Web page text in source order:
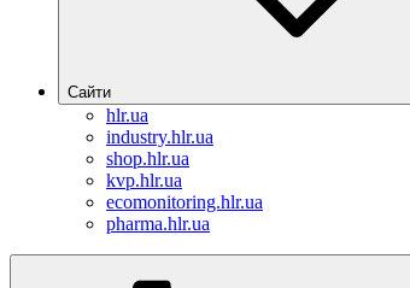
Сайти
hlr.ua
industry.hlr.ua
shop.hlr.ua
kvp.hlr.ua
ecomonitoring.hlr.ua
pharma.hlr.ua